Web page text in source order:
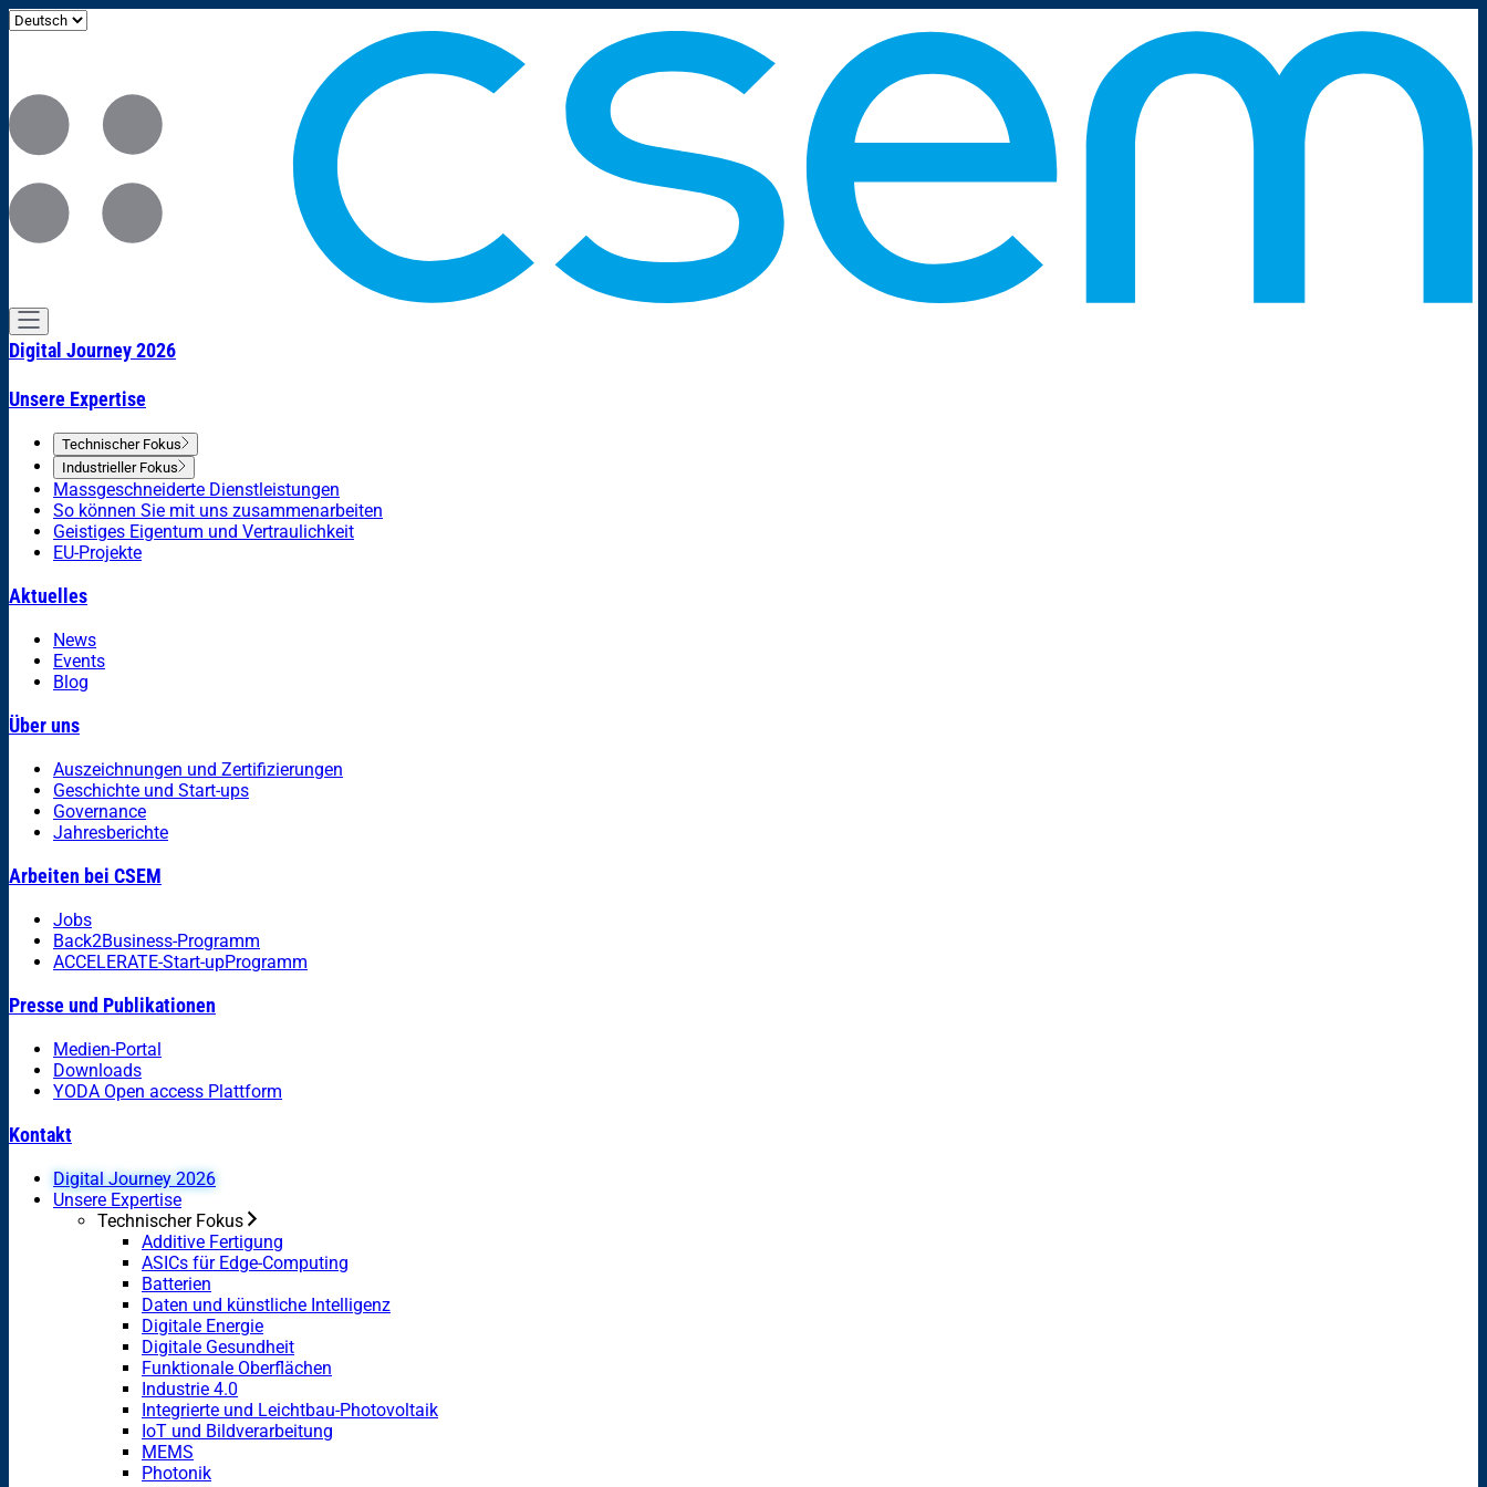
Digital Journey 2026
Unsere Expertise
Technischer Fokus
Industrieller Fokus
Massgeschneiderte Dienstleistungen
So können Sie mit uns zusammenarbeiten
Geistiges Eigentum und Vertraulichkeit
EU-Projekte
Aktuelles
News
Events
Blog
Über uns
Auszeichnungen und Zertifizierungen
Geschichte und Start-ups
Governance
Jahresberichte
Arbeiten bei CSEM
Jobs
Back2Business-Programm
ACCELERATE-Start-upProgramm
Presse und Publikationen
Medien-Portal
Downloads
YODA Open access Plattform
Kontakt
Digital Journey 2026
Unsere Expertise
Technischer Fokus
Additive Fertigung
ASICs für Edge-Computing
Batterien
Daten und künstliche Intelligenz
Digitale Energie
Digitale Gesundheit
Funktionale Oberflächen
Industrie 4.0
Integrierte und Leichtbau-Photovoltaik
IoT und Bildverarbeitung
MEMS
Photonik